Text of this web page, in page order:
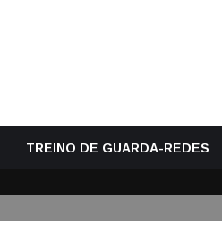
TREINO DE GUARDA-REDES